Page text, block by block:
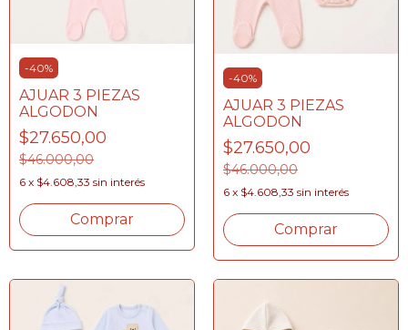
-40%
AJUAR 3 PIEZAS
ALGODON
$27.650,00
$46.000,00
6 x $4.608,33 sin interés
Comprar
-40%
AJUAR 3 PIEZAS
ALGODON
$27.650,00
$46.000,00
6 x $4.608,33 sin interés
Comprar